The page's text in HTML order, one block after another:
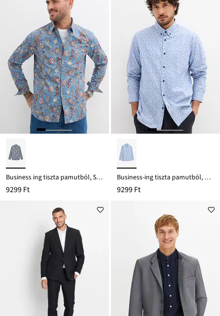
Business ing tiszta pamutból, Slim Fit
9299 Ft
Business-ing tiszta pamutból, Modern Fit
9299 Ft